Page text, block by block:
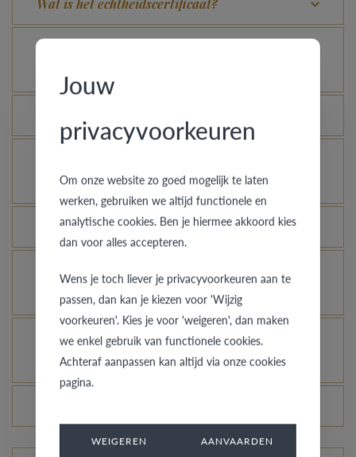
Wat is het echtheidscertificaat?
Voor welke ringen is de diefstalverzekering
andere kleur of breedte?
Hoe blijft je gouden ring er als nieuw uitzien?
Je gouden, platina of palladium ring nog meer
laten glanzen, kan dat?
Hoe vermijd je dat het gerhodineerd wit goud
verandert in champagnekleur?
Jouw
privacyvoorkeuren
Om onze website zo goed mogelijk te laten
werken, gebruiken we altijd functionele en
analytische cookies. Ben je hiermee akkoord kies
dan voor alles accepteren.
Wens je toch liever je privacyvoorkeuren aan te
passen, dan kan je kiezen voor 'Wijzig
voorkeuren'. Kies je voor 'weigeren', dan maken
we enkel gebruik van functionele cookies.
Achteraf aanpassen kan altijd via onze cookies
pagina.
WEIGEREN AANVAARDEN